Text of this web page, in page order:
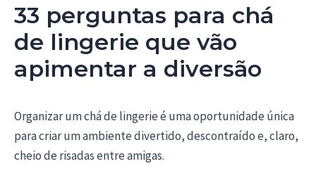
33 perguntas para chá
de lingerie que vão
apimentar a diversão
Organizar um chá de lingerie é uma oportunidade única
para criar um ambiente divertido, descontraído e, claro,
cheio de risadas entre amigas.